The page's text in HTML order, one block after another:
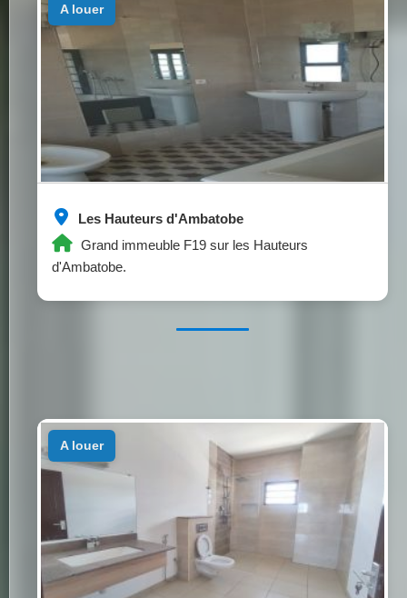
Les Hauteurs d'Ambatobe
Grand immeuble F19 sur les Hauteurs
d'Ambatobe.
a louer
a louer